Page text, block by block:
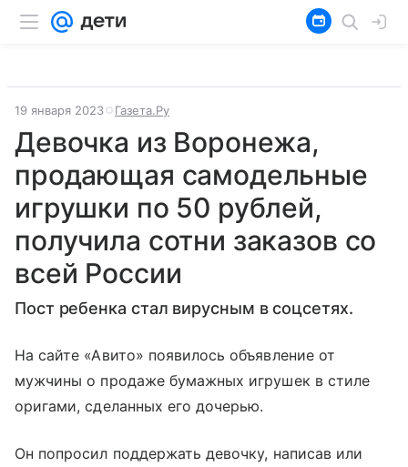
19 января 2023 Газета.Ру
Девочка из Воронежа,
продающая самодельные
игрушки по 50 рублей,
получила сотни заказов со
всей России
Пост ребенка стал вирусным в соцсетях.
На сайте «Авито» появилось объявление от
мужчины о продаже бумажных игрушек в стиле
оригами, сделанных его дочерью.
Он попросил поддержать девочку, написав или